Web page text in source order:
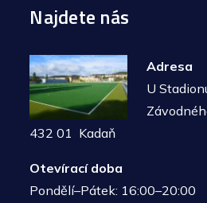
Najdete nás
Adresa
U
432 01 Kadaň
Otevírací doba
Pondělí–Pátek: 16:00–20:00